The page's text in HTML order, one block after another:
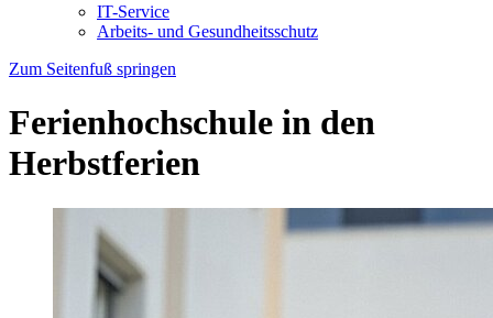
IT-Service
Arbeits- und Gesundheitsschutz
Zum Seitenfuß springen
Ferienhochschule in den
Herbstferien